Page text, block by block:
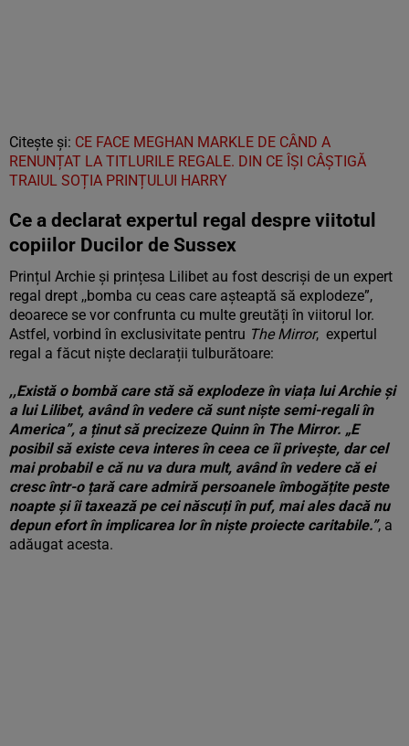
Citește și: CE FACE MEGHAN MARKLE DE CÂND A
RENUNȚAT LA TITLURILE REGALE. DIN CE ÎȘI CÂȘTIGĂ
TRAIUL SOȚIA PRINȚULUI HARRY
Ce a declarat expertul regal despre viitotul
copiilor Ducilor de Sussex
Prințul Archie și prințesa Lilibet au fost descriși de un expert
regal drept ,,bomba cu ceas care așteaptă să explodeze”,
deoarece se vor confrunta cu multe greutăți în viitorul lor.
Astfel, vorbind în exclusivitate pentru The Mirror, expertul
regal a făcut niște declarații tulburătoare:
,,Există o bombă care stă să explodeze în viața lui Archie și
a lui Lilibet, având în vedere că sunt niște semi-regali în
America”, a ținut să precizeze Quinn în The Mirror. „E
posibil să existe ceva interes în ceea ce îi privește, dar cel
mai probabil e că nu va dura mult, având în vedere că ei
cresc într-o țară care admiră persoanele îmbogățite peste
noapte și îi taxează pe cei născuți în puf, mai ales dacă nu
depun efort în implicarea lor în niște proiecte caritabile.”, a
adăugat acesta.